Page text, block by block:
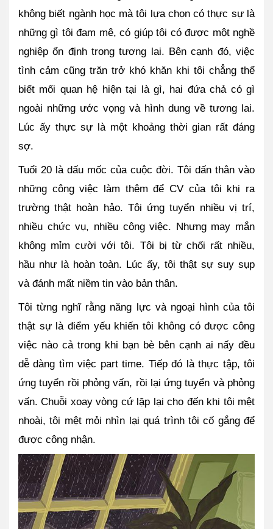
không biết ngành học mà tôi lựa chọn có thực sự là
những gì tôi đam mê, có giúp tôi có được một nghề
nghiệp ổn định trong tương lai. Bên cạnh đó, việc
tình cảm cũng trăn trở khó khăn khi tôi chẳng thể
biết mối quan hệ hiện tại là gì, hai đứa chả có gì
ngoài những ước vọng và hình dung về tương lai.
Lúc ấy thực sự là một khoảng thời gian rất đáng
sợ.
Tuổi 20 là dấu mốc của cuộc đời. Tôi dấn thân vào
những công việc làm thêm để CV của tôi khi ra
trường thật hoàn hảo. Tôi ứng tuyển nhiều vị trí,
nhiều chức vụ, nhiều công việc. Nhưng may mắn
không mỉm cười với tôi. Tôi bị từ chối rất nhiều,
hầu như là hoàn toàn. Lúc ấy, tôi thật sự suy sụp
và đánh mất niềm tin vào bản thân.
Tôi từng nghĩ rằng năng lực và ngoại hình của tôi
thật sự là điểm yếu khiến tôi không có được công
việc nào cả trong khi bạn bè bên cạnh ai nấy đều
dễ dàng tìm việc part time. Tiếp đó là thực tập, tôi
ứng tuyển rồi phỏng vấn, rồi lại ứng tuyển và phỏng
vấn. Chuỗi xoay vòng cứ lặp lại cho đến khi tôi mệt
nhoài, tôi mệt mỏi nhìn lại quá trình tôi cố gắng để
được công nhận.